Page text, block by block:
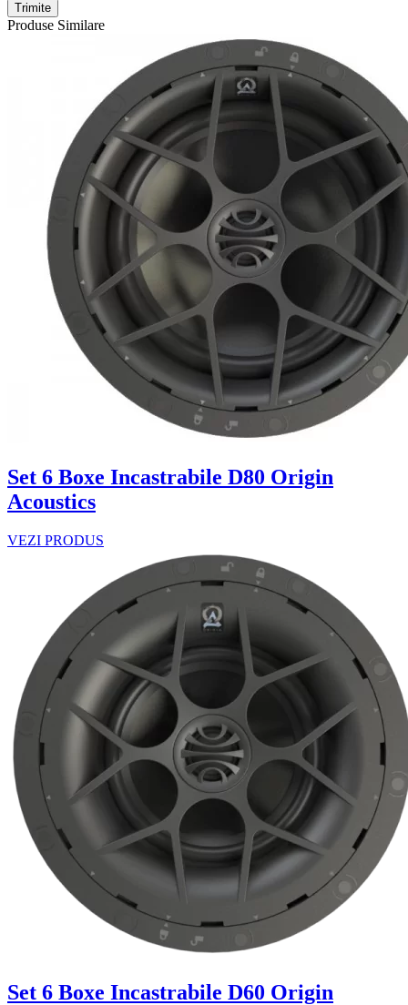
Trimite
Produse Similare
Set 6 Boxe Incastrabile D80 Origin
Acoustics
VEZI PRODUS
Set 6 Boxe Incastrabile D60 Origin